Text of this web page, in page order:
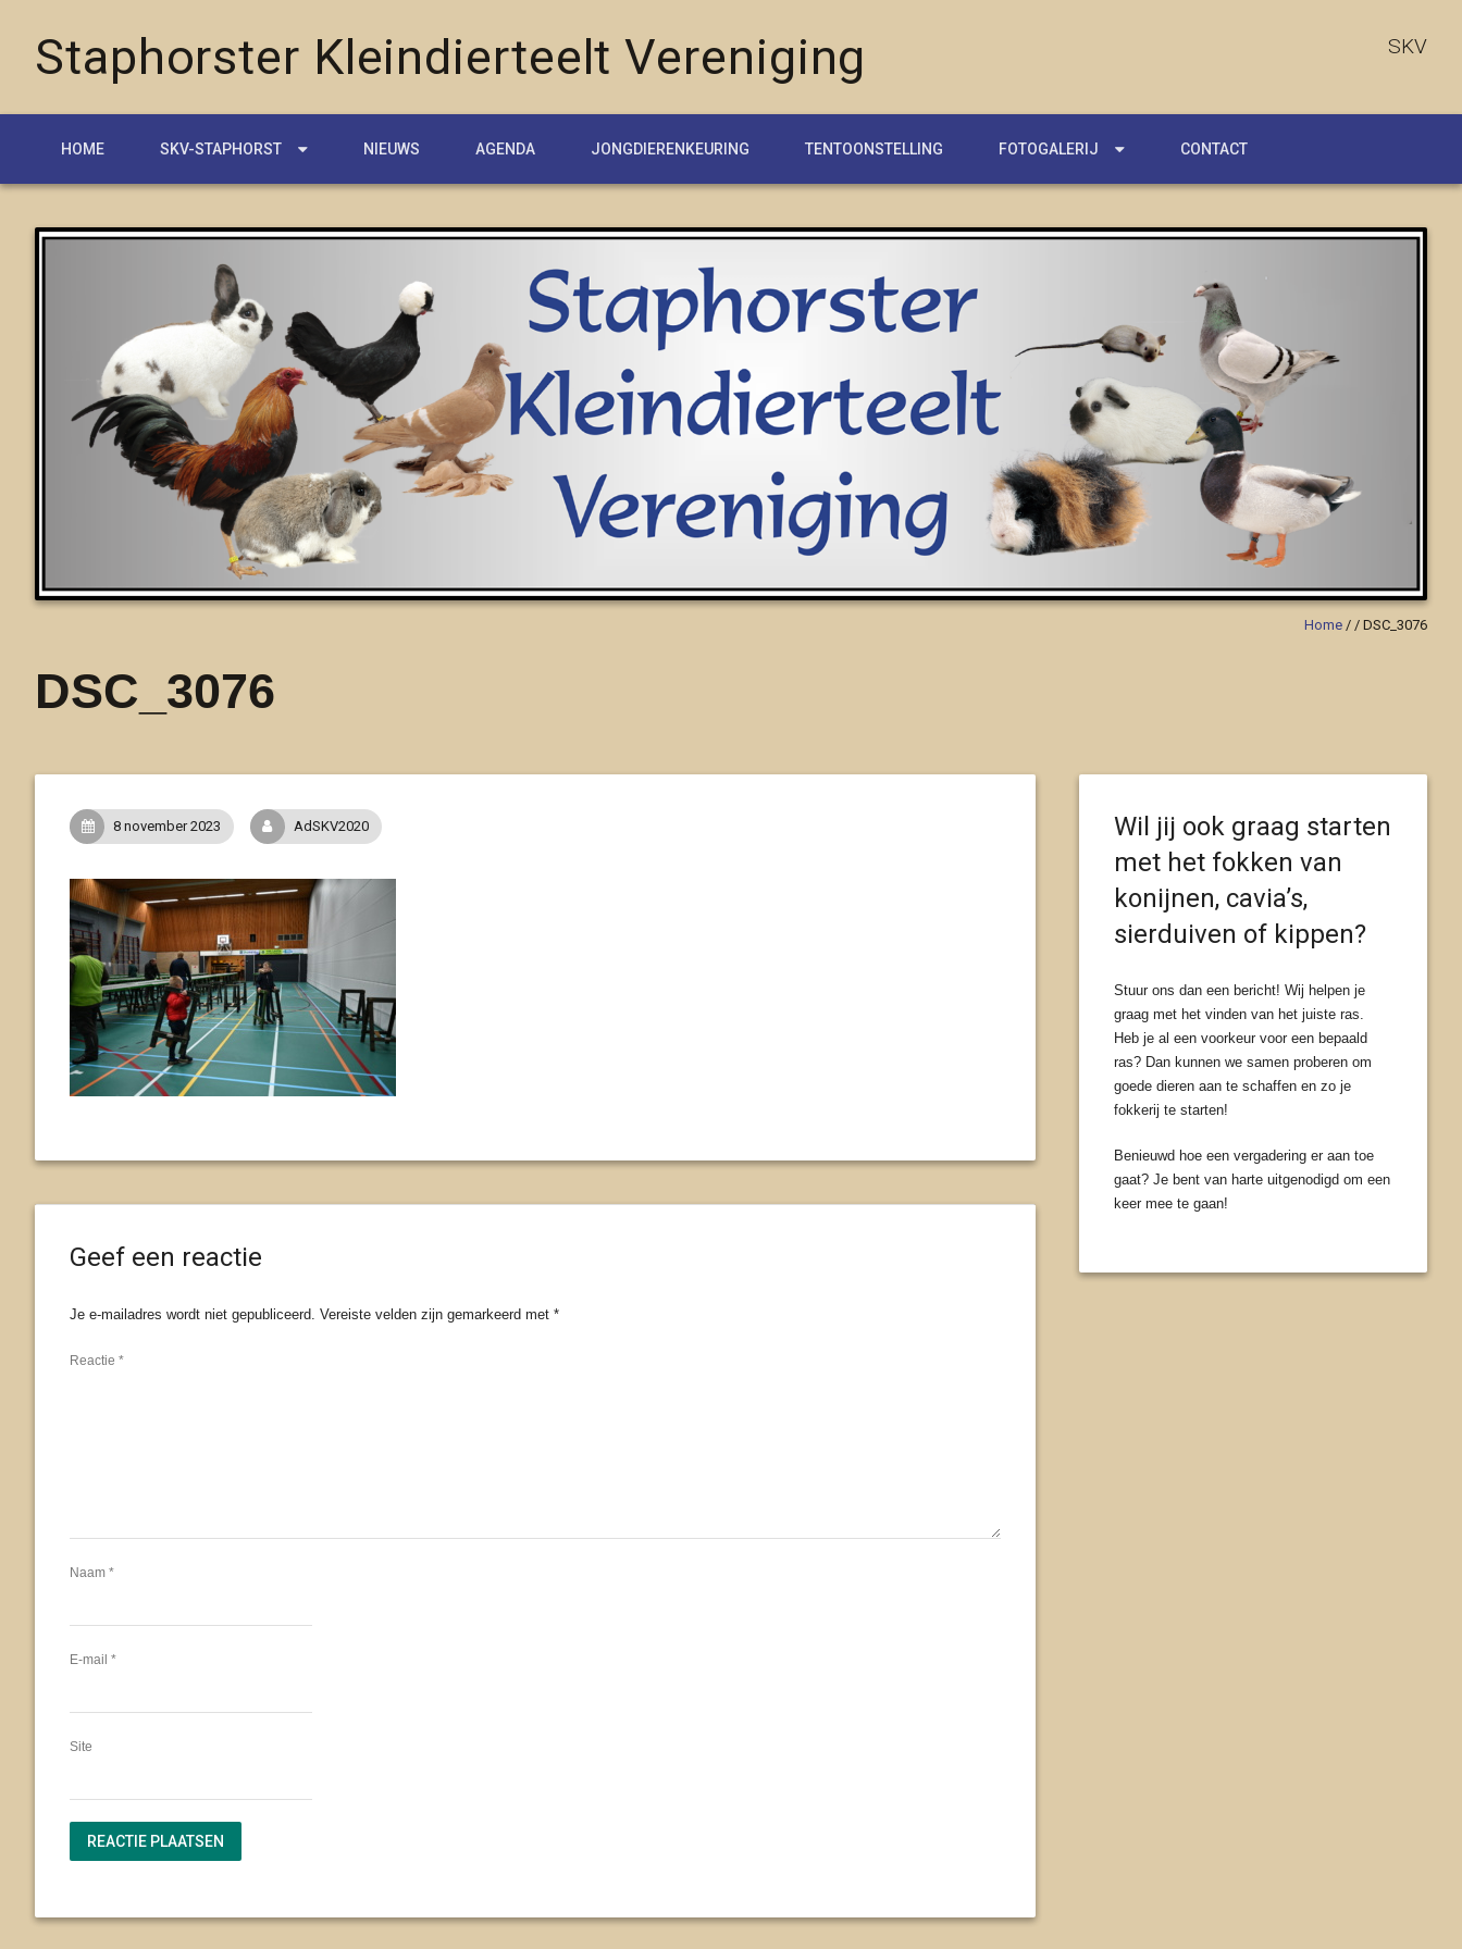
Staphorster Kleindierteelt Vereniging SKV
HOME SKV-STAPHORST NIEUWS AGENDA JONGDIERENKEURING TENTOONSTELLING FOTOGALERIJ CONTACT
Home / / DSC_3076
DSC_3076
8 november 2023 AdSKV2020
Geef een reactie
Je e-mailadres wordt niet gepubliceerd. Vereiste velden zijn gemarkeerd met *
Reactie *
Naam *
E-mail *
Site
Wil jij ook graag starten
met het fokken van
konijnen, cavia’s,
sierduiven of kippen?
Stuur ons dan een bericht! Wij helpen je
graag met het vinden van het juiste ras.
Heb je al een voorkeur voor een bepaald
ras? Dan kunnen we samen proberen om
goede dieren aan te schaffen en zo je
fokkerij te starten!
Benieuwd hoe een vergadering er aan toe
gaat? Je bent van harte uitgenodigd om een
keer mee te gaan!